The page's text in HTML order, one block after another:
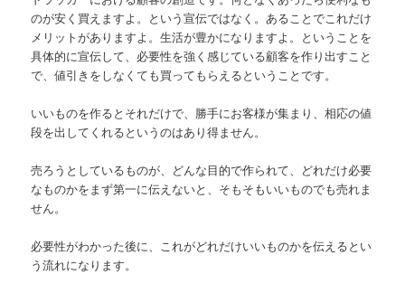
のが安く買えますよ。という宣伝ではなく。あることでこれだけ
メリットがありますよ。生活が豊かになりますよ。ということを
具体的に宣伝して、必要性を強く感じている顧客を作り出すこと
で、値引きをしなくても買ってもらえるということです。
いいものを作るとそれだけで、勝手にお客様が集まり、相応の値
段を出してくれるというのはあり得ません。
売ろうとしているものが、どんな目的で作られて、どれだけ必要
なものかをまず第一に伝えないと、そもそもいいものでも売れま
せん。
必要性がわかった後に、これがどれだけいいものかを伝えるとい
う流れになります。